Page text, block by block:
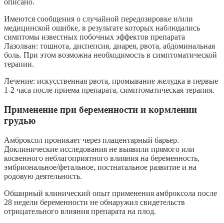
описано.
Имеются сообщения о случайной передозировке и/или
медицинской ошибке, в результате которых наблюдались
симптомы известных побочных эффектов препарата
Лазолван: тошнота, диспепсия, диарея, рвота, абдоминальная
боль. При этом возможна необходимость в симптоматической
терапии.
Лечение: искусственная рвота, промывание желудка в первые
1-2 часа после приема препарата, симптоматическая терапия.
Применение при беременности и кормлении
грудью
Амброксол проникает через плацентарный барьер.
Доклинические исследования не выявили прямого или
косвенного неблагоприятного влияния на беременность,
эмбриональное/фетальное, постнатальное развитие и на
родовую деятельность.
Обширный клинический опыт применения амброксола после
28 недели беременности не обнаружил свидетельств
отрицательного влияния препарата на плод.